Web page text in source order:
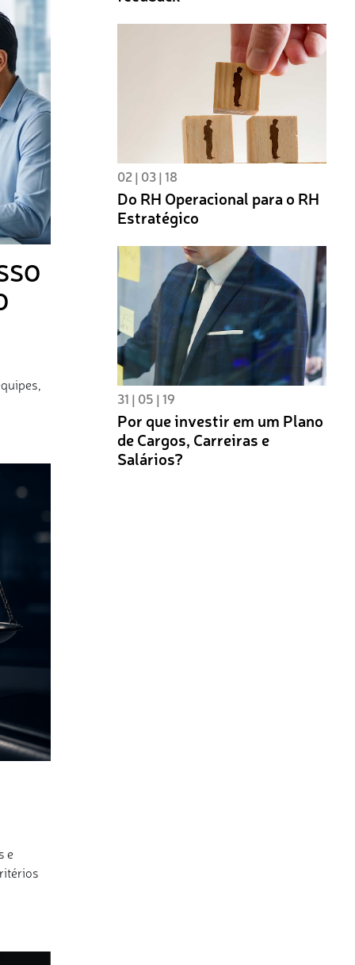
e
02 | 03 | 18
Do RH Operacional para o RH
Estratégico
31 | 05 | 19
Por que investir em um Plano
de Cargos, Carreiras e
Salários?